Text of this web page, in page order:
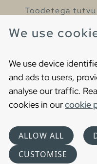
We use
We use device
and ads to users,
analyse our traffic.
cookies in ourcookie
ALLOW ALL
CUSTOMISE
Toodetega
Cookies